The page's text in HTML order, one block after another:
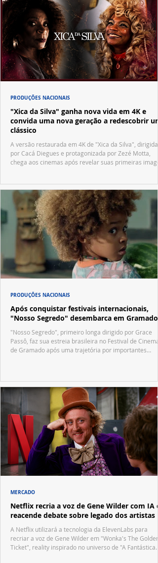
"Xica da Silva" ganha nova vida em 4K e
convida uma nova geração a redescobrir um
clássico
A versão restaurada em 4K de "Xica da Silva", dirigida
por Cacá Diegues e protagonizada por Zezé Motta,
chega aos cinemas após revelar suas primeiras
PRODUÇÕES NACIONAIS
Após conquistar festivais internacionais,
"Nosso Segredo" desembarca em Gramado
"Nosso Segredo", primeiro longa dirigido por Grace
Passô, faz sua estreia brasileira no Festival de Cinema
de Gramado após uma trajetória por importantes
PRODUÇÕES NACIONAIS
Netflix recria a voz de Gene Wilder com IA e
reacende debate sobre legado dos artistas
A Netflix utilizará a tecnologia da ElevenLabs para
recriar a voz de Gene Wilder em "Wonka's The Golden
Ticket", reality inspirado no universo de "A Fantástica
MERCADO